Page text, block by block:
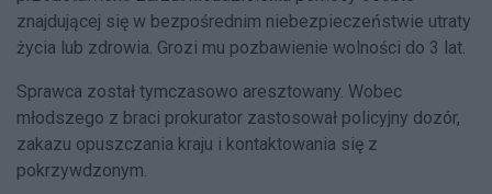
znajdującej się w bezpośrednim niebezpieczeństwie utraty
życia lub zdrowia. Grozi mu pozbawienie wolności do 3 lat.
Sprawca został tymczasowo aresztowany. Wobec
młodszego z braci prokurator zastosował policyjny dozór,
zakazu opuszczania kraju i kontaktowania się z
pokrzywdzonym.